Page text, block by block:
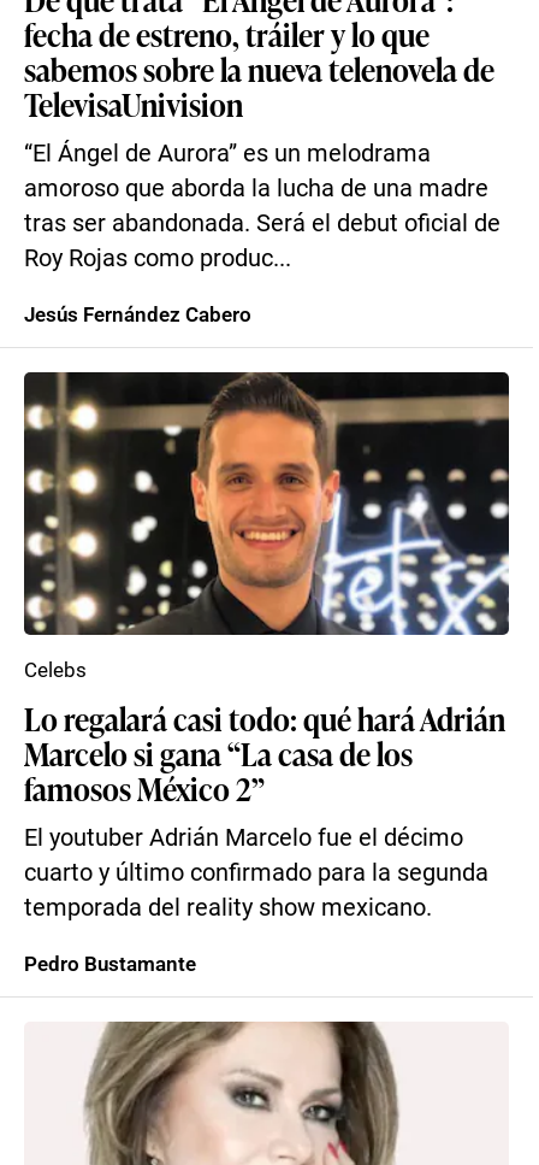
fecha de estreno, tráiler y lo que
sabemos sobre la nueva telenovela de
TelevisaUnivision
“El Ángel de Aurora” es un melodrama
amoroso que aborda la lucha de una madre
tras ser abandonada. Será el debut oficial de
Roy Rojas como produc...
Jesús Fernández Cabero
Lo regalará casi todo: qué hará Adrián
Marcelo si gana “La casa de los
famosos México 2”
El youtuber Adrián Marcelo fue el décimo
cuarto y último confirmado para la segunda
temporada del reality show mexicano.
Celebs
Pedro Bustamante